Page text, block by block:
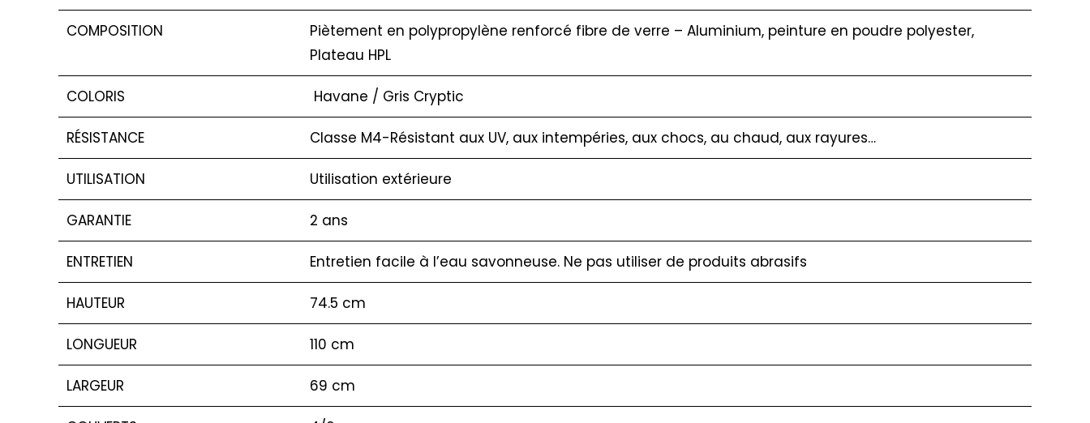
COMPOSITION
Piètement en polypropylène renforcé fibre de verre – Aluminium, peinture en poudre polyester,
Plateau HPL
COLORIS Havane / Gris Cryptic
RÉSISTANCE Classe M4-Résistant aux UV, aux intempéries, aux chocs, au chaud, aux rayures…
UTILISATION Utilisation extérieure
GARANTIE 2 ans
ENTRETIEN Entretien facile à l’eau savonneuse. Ne pas utiliser de produits abrasifs
HAUTEUR 74.5 cm
LONGUEUR 110 cm
LARGEUR 69 cm